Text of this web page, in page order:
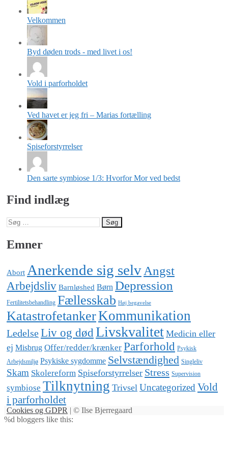
Velkommen
Byd døden trods - med livet i os!
Vold i parforholdet
Ved havet er jeg fri – Marias fortælling
Spiseforstyrrelser
Den sarte symbiose 1/3: Hvorfor Mor ved bedst
Find indlæg
Søg
efter:
Emner
Abort Anerkende sig selv Angst
Arbejdsliv Barnløshed Børn Depression
Fertilitetsbehandling Fællesskab Høj begavelse
KatastrofetankerKommunikation
LedelseLiv og død Livskvalitet Medicin eller
ej Misbrug Offer/redder/krænker Parforhold Psykisk
Arbejdsmiljø Psykiske sygdomme Selvstændighed Singleliv
Skam Skolereform Spiseforstyrrelser Stress Supervision
symbiose Tilknytning Trivsel Uncategorized Vold
i parforholdet
Cookies og GDPR | © Ilse Bjerregaard
%d bloggers like this: